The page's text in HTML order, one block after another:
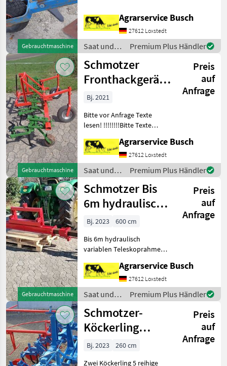
Gebrauchtmaschine
2Scheibenseche zur
Spurführung
8Hackelemente für
Sonderanwendungen 3
Punkt Rahmen 3m ehemals
Ho
Agrarservice Busch
27612 Loxstedt
Saat und
Pflege /
Schmotzer
Premium Plus Händler
Gebrauchtmaschine
Schmotzer
Fronthackgerät
4 Reihig 75cm
Reihenabstand
Luft
Preis
auf
Anfrage
Bj. 2021
Bitte vor Anfrage Texte
lesen! !!!!!!!!Bitte Texte
Agrarservice Busch
27612 Loxstedt
Saat und
Pflege /
Schmotzer
Premium Plus Händler
Gebrauchtmaschine
Schmotzer Bis
6m hydraulisch
variablen
Teleskoprahmen
Tele
Preis
auf
Anfrage
Bj. 2023
600 cm
Bis 6m hydraulisch
variablen Teleskoprahmen
!!!!!!!!!!!!!!!!!!!!!!!!!!!!!!!!!!!!!!Bitte
Text komplett
lesen!!!!!!!!!!!!!!!!!!!!!!!!!!!!!!!!!!
Agrarservice Busch
27612 Loxstedt
Saat und
Pflege /
Schmotzer
Premium Plus Händler
Schmotzer-
Köckerling
Exakthackgerät
5 reihig mit
Preis
auf
Anfrage
Bj. 2023
260 cm
Zwei Köckerling 5 reihige